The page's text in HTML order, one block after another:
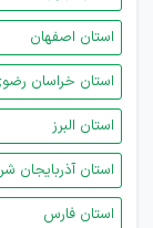
استان اصفهان
استان خراسان
استان البرز
استان آذربایجان
استان فارس